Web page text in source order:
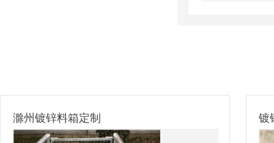
滁州镀锌料箱定制 镀